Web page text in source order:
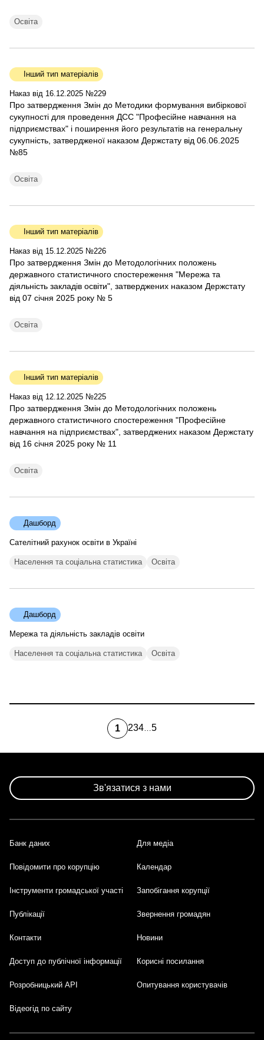
Освіта
Інший тип матеріалів
Наказ від 16.12.2025 №229
Про затвердження Змін до Методики формування вибіркової
сукупності для проведення ДСС "Професійне навчання на
підприємствах" і поширення його результатів на генеральну
сукупність, затвердженої наказом Держстату від 06.06.2025
№85
Освіта
Інший тип матеріалів
Наказ від 15.12.2025 №226
Про затвердження Змін до Методологічних положень
державного статистичного спостереження "Мережа та
діяльність закладів освіти", затверджених наказом Держстату
від 07 січня 2025 року № 5
Освіта
Інший тип матеріалів
Наказ від 12.12.2025 №225
Про затвердження Змін до Методологічних положень
державного статистичного спостереження "Професійне
навчання на підприємствах", затверджених наказом Держстату
від 16 січня 2025 року № 11
Освіта
Дашборд
Сателітний рахунок освіти в Україні
Населення та соціальна статистика Освіта
Дашборд
Мережа та діяльність закладів освіти
Населення та соціальна статистика Освіта
Поточна
1 Page
2Page
3Page
4…Остання
5
сторінки
Зв'язатися з нами
Footer
Банк даних Для медіа
Повідомити про корупцію Календар
Інструменти громадської участі Запобігання корупції
Публікації Звернення громадян
Контакти Новини
Доступ до публічної інформації Корисні посилання
Розробницький API Опитування користувачів
Відеогід по сайту